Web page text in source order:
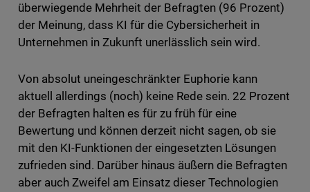
überwiegende Mehrheit der Befragten (96 Prozent)
der Meinung, dass KI für die Cybersicherheit in
Unternehmen in Zukunft unerlässlich sein wird.
Von absolut uneingeschränkter Euphorie kann
aktuell allerdings (noch) keine Rede sein. 22 Prozent
der Befragten halten es für zu früh für eine
Bewertung und können derzeit nicht sagen, ob sie
mit den KI-Funktionen der eingesetzten Lösungen
zufrieden sind. Darüber hinaus äußern die Befragten
aber auch Zweifel am Einsatz dieser Technologien